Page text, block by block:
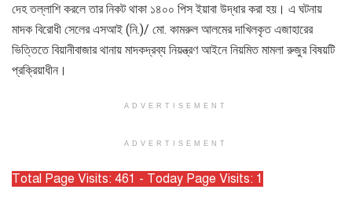
দেহ তল্লাশি করলে তার নিকট থাকা ১৪০০ পিস ইয়াবা উদ্ধার করা হয়। এ ঘটনায়
মাদক বিরোধী সেলের এসআই (নি.)/ মো. কামরুল আলমের দাখিলকৃত এজাহারের
ভিত্তিতে বিয়ানীবাজার থানায় মাদকদ্রব্য নিয়ন্ত্রণ আইনে নিয়মিত মামলা রুজুর বিষয়টি
প্রক্রিয়াধীন।
ADVERTISEMENT
ADVERTISEMENT
Total Page Visits: 461 - Today Page Visits: 1